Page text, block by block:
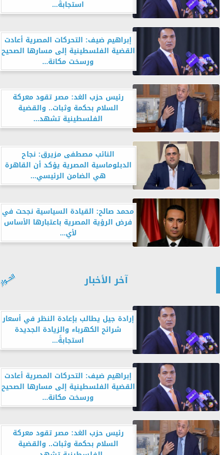
استجابةً...
إبراهيم ضيف: التحركات المصرية أعادت
القضية الفلسطينية إلى مسارها الصحيح
ورسخت مكانة...
رئيس حزب الغد: مصر تقود معركة
السلام بحكمة وثبات.. والقضية
الفلسطينية تشهد...
النائب مصطفى مزيرق: نجاح
الدبلوماسية المصرية يؤكد أن القاهرة
هي الضامن الرئيسي...
محمد صالح: القيادة السياسية نجحت في
فرض الرؤية المصرية باعتبارها الأساس
لأي...
آخر الأخبار
إرادة جيل يطالب بإعادة النظر في أسعار
شرائح الكهرباء والزيادة الجديدة
استجابةً...
إبراهيم ضيف: التحركات المصرية أعادت
القضية الفلسطينية إلى مسارها الصحيح
ورسخت مكانة...
رئيس حزب الغد: مصر تقود معركة
السلام بحكمة وثبات.. والقضية